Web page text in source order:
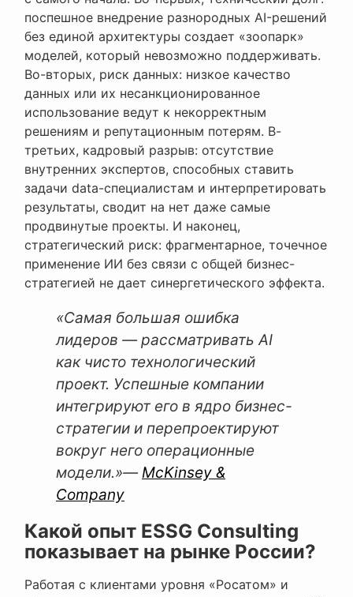
поспешное внедрение разнородных AI-решений
без единой архитектуры создает «зоопарк»
моделей, который невозможно поддерживать.
Во-вторых, риск данных: низкое качество
данных или их несанкционированное
использование ведут к некорректным
решениям и репутационным потерям. В-
третьих, кадровый разрыв: отсутствие
внутренних экспертов, способных ставить
задачи data-специалистам и интерпретировать
результаты, сводит на нет даже самые
продвинутые проекты. И наконец,
стратегический риск: фрагментарное, точечное
применение ИИ без связи с общей бизнес-
стратегией не дает синергетического эффекта.
«Самая большая ошибка
лидеров — рассматривать AI
как чисто технологический
проект. Успешные компании
интегрируют его в ядро бизнес-
стратегии и перепроектируют
вокруг него операционные
модели.»—McKinsey &
Company
Какой опыт ESSG Consulting
показывает на рынке России?
Работая с клиентами уровня «Росатом» и